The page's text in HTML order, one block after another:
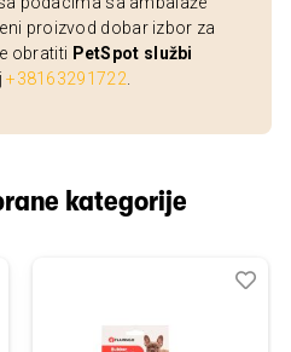
proizvod dobar izbor za
obratiti PetSpot službi
+38163291722
kategorije